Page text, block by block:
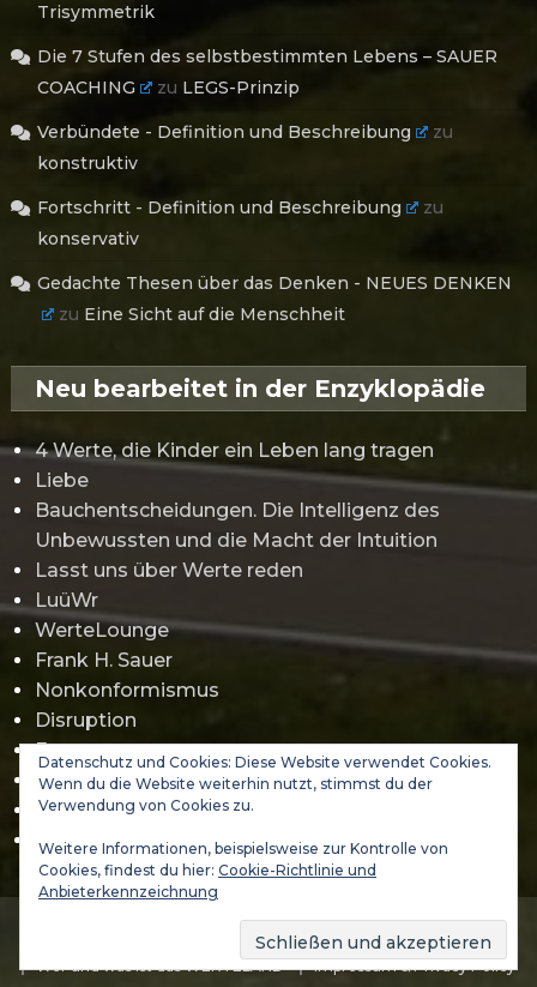
Trisymmetrik
Die 7 Stufen des selbstbestimmten Lebens – SAUER
COACHING
zu LEGS-Prinzip
Verbündete - Definition und Beschreibung
zu
konstruktiv
Fortschritt - Definition und Beschreibung
zu
konservativ
Gedachte Thesen über das Denken - NEUES DENKEN
zu Eine Sicht auf die Menschheit
Neu bearbeitet in der Enzyklopädie
4 Werte, die Kinder ein Leben lang tragen
Liebe
Bauchentscheidungen. Die Intelligenz des
Unbewussten und die Macht der Intuition
Lasst uns über Werte reden
LuüWr
WerteLounge
Frank H. Sauer
Nonkonformismus
Disruption
Erwartungsmanagement
Gamification
Jürgen Klopp
Abraham Maslow
(C) 2021-2026 DA VINCI 3000 GmbH - WERTELAND & VALUES
ACADEMY
Wer und was ist das WERTELAND
Impressum & Privacy Policy
Datenschutz und Cookies: Diese Website verwendet Cookies.
Wenn du die Website weiterhin nutzt, stimmst du der
Verwendung von Cookies zu.
Weitere Informationen, beispielsweise zur Kontrolle von
Cookies, findest du hier: Cookie-Richtlinie und
Anbieterkennzeichnung